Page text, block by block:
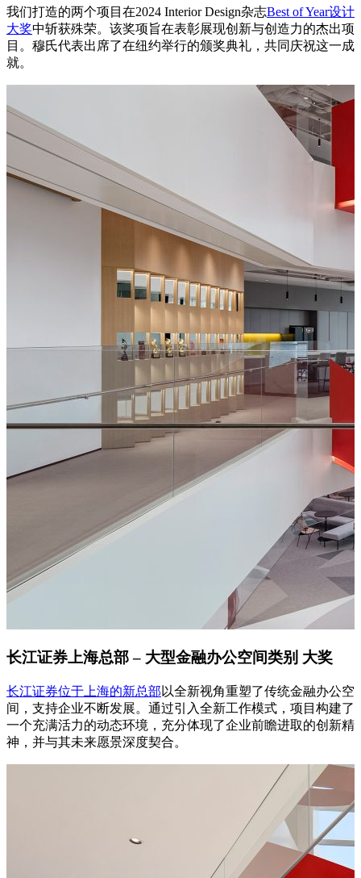
我们打造的两个项目在2024 Interior Design杂志Best of Year设计
大奖中斩获殊荣。该奖项旨在表彰展现创新与创造力的杰出项
目。穆氏代表出席了在纽约举行的颁奖典礼，共同庆祝这一成
就。
长江证券上海总部 – 大型金融办公空间类别 大奖
长江证券位于上海的新总部 以全新视角重塑了传统金融办公空
间，支持企业不断发展。通过引入全新工作模式，项目构建了
一个充满活力的动态环境，充分体现了企业前瞻进取的创新精
神，并与其未来愿景深度契合。